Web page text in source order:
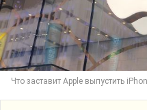
Что заставит Apple выпустить